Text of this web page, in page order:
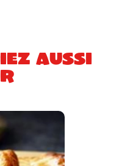
aussi